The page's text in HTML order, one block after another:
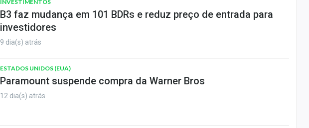
INVESTIMENTOS
B3 faz mudança em 101 BDRs e reduz preço de entrada para
investidores
9 dia(s) atrás
ESTADOS UNIDOS (EUA)
Paramount suspende compra da Warner Bros
12 dia(s) atrás